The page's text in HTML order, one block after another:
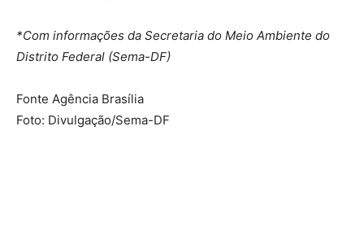
*Com informações da Secretaria do Meio Ambiente do
Distrito Federal (Sema-DF)
Fonte Agência Brasília
Foto: Divulgação/Sema-DF